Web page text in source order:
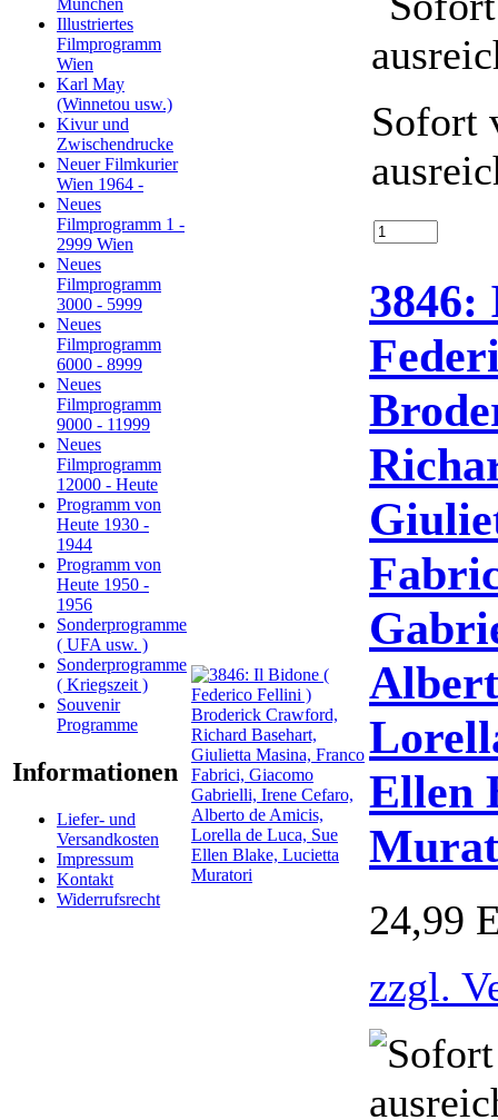
Illustriertes
Filmprogramm
Wien
Karl May
(Winnetou usw.)
Kivur und
Zwischendrucke
Neuer Filmkurier
Wien 1964 -
Neues
Filmprogramm 1 -
2999 Wien
Neues
Filmprogramm
3000 - 5999
Neues
Filmprogramm
6000 - 8999
Neues
Filmprogramm
9000 - 11999
Neues
Filmprogramm
12000 - Heute
Programm von
Heute 1930 -
1944
Programm von
Heute 1950 -
1956
Sonderprogramme
( UFA usw. )
Sonderprogramme
( Kriegszeit )
Souvenir
Programme
Informationen
Liefer- und
Versandkosten
Impressum
Kontakt
Widerrufsrecht
Sofort
3846:
Ellen
24,99
zzgl.